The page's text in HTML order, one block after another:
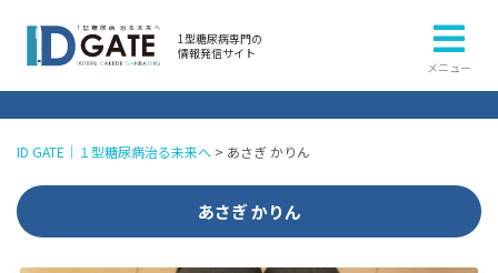
1型糖尿病専門の
情報発信サイト
メニュー
ID GATE｜１型糖尿病治る未来へ > あさぎ かりん
あさぎ かりん